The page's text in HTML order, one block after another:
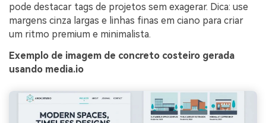
pode destacar tags de projetos sem exagerar. Dica: use
margens cinza largas e linhas finas em ciano para criar
um ritmo premium e minimalista.
Exemplo de imagem de concreto costeiro gerada
usando media.io